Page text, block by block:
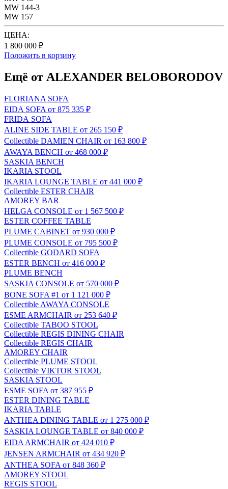
MW 144-3
MW 157
ЦЕНА:
1 800 000 ₽
Положить в корзину
Ещё от ALEXANDER BELOBORODOV
FLORIANA SOFA
EIDA SOFA от 875 335 ₽
FRIDA SOFA
ALINE SIDE TABLE от 265 150 ₽
Сollectible DAMIEN CHAIR от 163 800 ₽
AWAYA BENCH от 468 000 ₽
SASKIA BENCH
IKARIA STOOL
IKARIA LOUNGE TABLE от 441 000 ₽
Сollectible ESTER CHAIR
AMOREY BAR
HELGA CONSOLE от 1 567 500 ₽
ESTER COFFEE TABLE
PLUME CABINET от 930 000 ₽
PLUME CONSOLE от 795 500 ₽
Сollectible GODARD SOFA
ESTER BENCH от 416 000 ₽
PLUME BENCH
SASKIA CONSOLE от 570 000 ₽
BONE SOFA #1 от 1 121 000 ₽
Сollectible AWAYA CONSOLE
ESME ARMCHAIR от 253 640 ₽
Сollectible TABOO STOOL
Сollectible REGIS DINING CHAIR
Сollectible REGIS CHAIR
AMOREY CHAIR
Сollectible PLUME STOOL
Сollectible VIKTOR STOOL
SASKIA STOOL
ESME SOFA от 387 955 ₽
ESTER DINING TABLE
IKARIA TABLE
ANTHEA DINING TABLE от 1 275 000 ₽
SASKIA LOUNGE TABLE от 840 000 ₽
EIDA ARMCHAIR от 424 010 ₽
JENSEN ARMCHAIR от 434 920 ₽
ANTHEA SOFA от 848 360 ₽
AMOREY STOOL
REGIS STOOL